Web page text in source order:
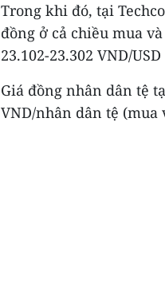
Trong khi đó, tại
đồng ở cả chiều mua
23.102-23.302 VND/
Giá đồng nhân dân tệ
VND/nhân dân tệ (mua